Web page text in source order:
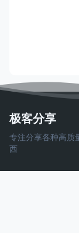
极客分享
专注分享各种高质
西